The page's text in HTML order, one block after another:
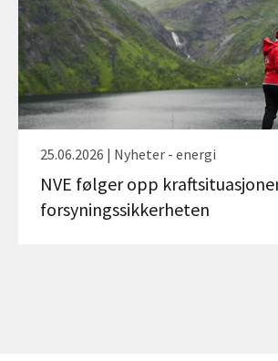
25.06.2026 | Nyheter - energi
NVE følger opp
forsyningssikkerheten